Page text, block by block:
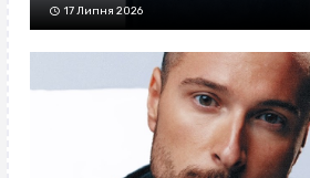
17 Липня 2026